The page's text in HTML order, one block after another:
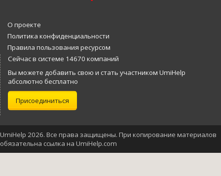
О проекте
Политика конфиденциальности
Правила пользования ресурсом
Сейчас в системе 14670 компаний
Вы можете добавить свою и стать участником UmiHelp
абсолютно бесплатно
Присоединиться
UmiHelp 2026. Все права защищены. При копирование материалов
обязательна ссылка на UmiHelp.com